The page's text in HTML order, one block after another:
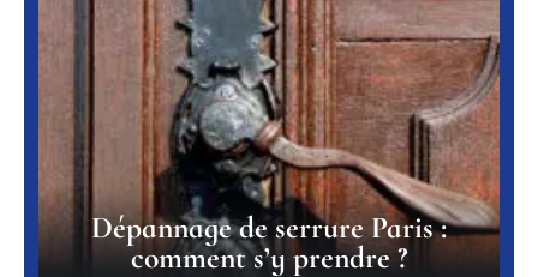
Dépannage de serrure Paris :
comment s’y prendre ?